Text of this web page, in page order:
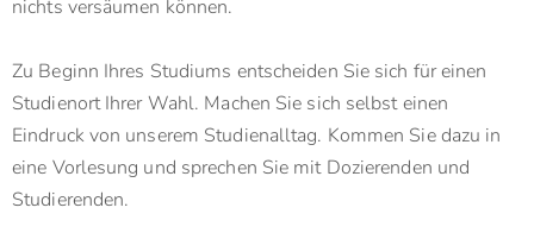
nichts versäumen können.
Zu Beginn Ihres Studiums entscheiden Sie sich für einen
Studienort Ihrer Wahl. Machen Sie sich selbst einen
Eindruck von unserem Studienalltag. Kommen Sie dazu in
eine Vorlesung und sprechen Sie mit Dozierenden und
Studierenden.